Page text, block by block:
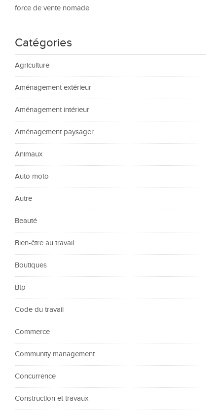
force de vente nomade
Catégories
Agriculture
Aménagement extérieur
Aménagement intérieur
Aménagement paysager
Animaux
Auto moto
Autre
Beauté
Bien-être au travail
Boutiques
Btp
Code du travail
Commerce
Community management
Concurrence
Construction et travaux